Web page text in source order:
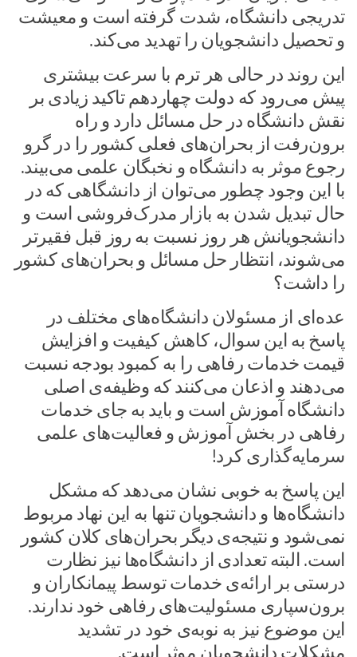
تدریجی دانشگاه، شدت گرفته است و معیشت
و تحصیل دانشجویان را تهدید می‌کند.
این روند در حالی هر ترم با سرعت بیشتری
پیش می‌رود که دولت چهاردهم تاکید زیادی بر
نقش دانشگاه در حل مسائل دارد و راه
برون‌رفت از بحران‌های فعلی کشور را در گرو
رجوع موثر به دانشگاه و نخبگان علمی می‌بیند.
با این وجود چطور می‌توان از دانشگاهی که در
حال تبدیل شدن به بازار مدرک‌فروشی است و
دانشجویانش هر روز نسبت به روز قبل فقیرتر
می‌شوند، انتظار حل مسائل و بحران‌های کشور
را داشت؟
عده‌ای از مسئولان دانشگاه‌های مختلف در
پاسخ به این سوال، کاهش کیفیت و افزایش
قیمت خدمات رفاهی را به کمبود بودجه نسبت
می‌دهند و اذعان می‌کنند که وظیفه‌ی اصلی
دانشگاه آموزش است و باید به جای خدمات
رفاهی در بخش آموزش و فعالیت‌های علمی
سرمایه‌گذاری کرد!
این پاسخ به خوبی نشان می‌دهد که مشکل
دانشگاه‌ها و دانشجویان تنها به این نهاد مربوط
نمی‌شود و نتیجه‌ی دیگر بحران‌های کلان کشور
است. البته تعدادی از دانشگاه‌ها نیز نظارت
درستی بر ارائه‌ی خدمات توسط پیمانکاران و
برون‌سپاری مسئولیت‌های رفاهی خود ندارند.
این موضوع نیز به نوبه‌ی خود در تشدید
مشکلات دانشجویان موثر است.